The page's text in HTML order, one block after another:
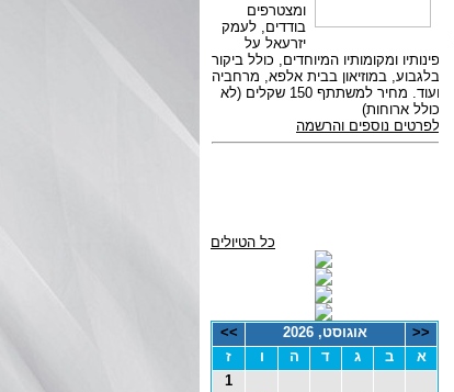
כל הטיולים
<< אוגוסט, 2026
>>
א
ב ג ד ה ו
ז
1